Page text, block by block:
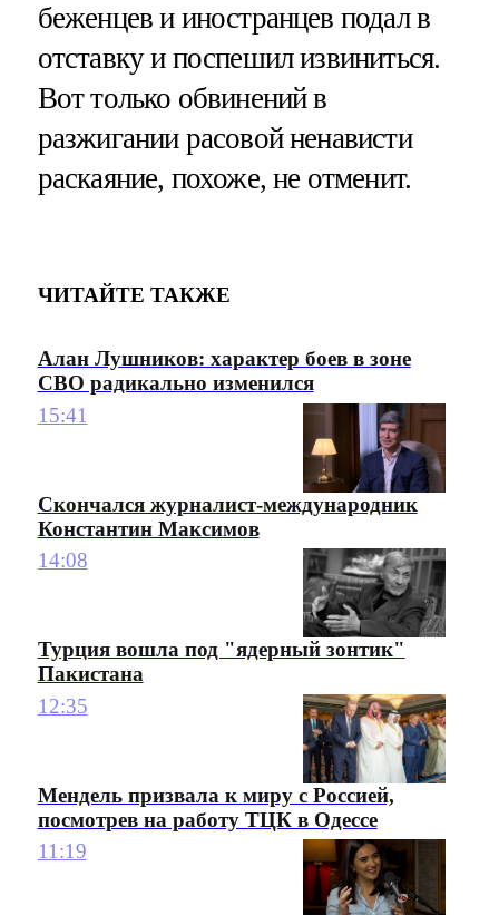
беженцев и иностранцев подал в
отставку и поспешил извиниться.
Вот только обвинений в
разжигании расовой ненависти
раскаяние, похоже, не отменит.
ЧИТАЙТЕ ТАКЖЕ
Алан Лушников: характер боев в зоне
СВО радикально изменился
15:41
Скончался журналист-международник
Константин Максимов
14:08
Турция вошла под "ядерный зонтик"
Пакистана
12:35
Мендель призвала к миру с Россией,
посмотрев на работу ТЦК в Одессе
11:19